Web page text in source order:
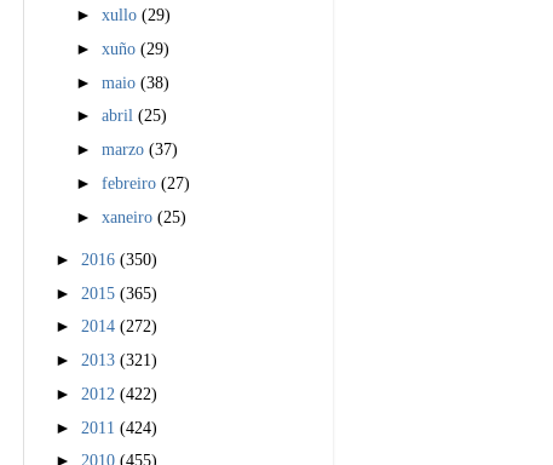
►xullo(29)
►xuño(29)
►maio(38)
►abril(25)
►marzo(37)
►febreiro(27)
►xaneiro(25)
► 2016 (350)
► 2015 (365)
► 2014 (272)
► 2013 (321)
► 2012 (422)
► 2011 (424)
► 2010 (455)